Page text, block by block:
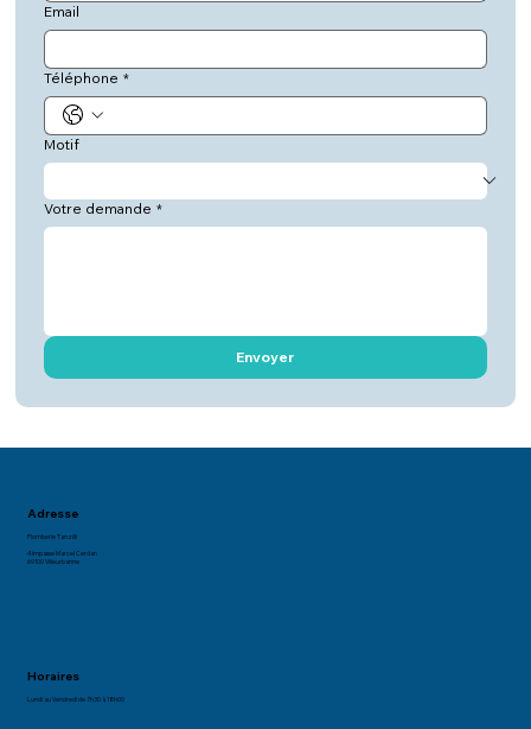
Email
Téléphone *
Motif
Votre demande *
Envoyer
Adresse
Plomberie Tanzilli
4 impasse Marcel Cerdan
69100 Villeurbanne
Horaires
Lundi au Vendredi de 7h30 à 18h00